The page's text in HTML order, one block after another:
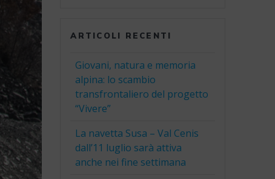
ARTICOLI RECENTI
Giovani, natura e memoria
alpina: lo scambio
transfrontaliero del progetto
“Vivere”
La navetta Susa – Val Cenis
dall’11 luglio sarà attiva
anche nei fine settimana